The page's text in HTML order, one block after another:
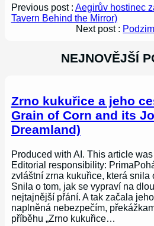
Previous post : Aegirův hostinec
Tavern Behind the Mirror)
Next post :
NEJNOVĚJŠÍ
Zrno kukuřice a jeho
Grain of Corn and its
Dreamland)
Produced with AI. This article
Editorial responsibility:
zvláštní zrna kukuřice, která snila
Snila o tom, jak se vypraví na
nejtajnější přání. A tak začala
naplněná nebezpečím,
příběhu „Zrno kukuřice…